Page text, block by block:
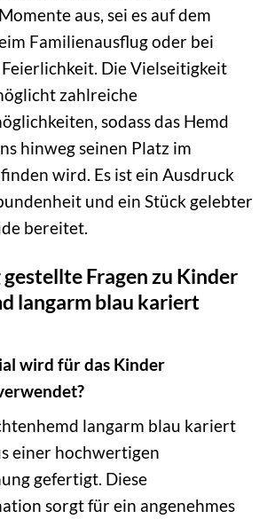
aus, sei es auf dem
Familienausflug oder bei
Die Vielseitigkeit
zahlreiche
sodass das Hemd
hinweg seinen Platz im
wird. Es ist ein Ausdruck
und ein Stück gelebter
bereitet.
gestellte Fragen zu Kinder
langarm blau kariert
wird für das Kinder
langarm blau kariert
einer hochwertigen
gefertigt. Diese
sorgt für ein angenehmes